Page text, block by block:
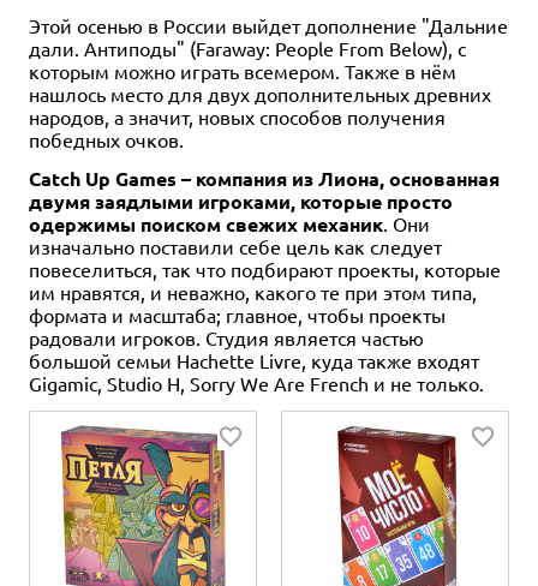
Этой осенью в России выйдет дополнение "Дальние
дали. Антиподы" (Faraway: People From Below), с
которым можно играть всемером. Также в нём
нашлось место для двух дополнительных древних
народов, а значит, новых способов получения
победных очков.
Catch Up Games – компания из Лиона, основанная
двумя заядлыми игроками, которые просто
одержимы поиском свежих механик . Они
изначально поставили себе цель как следует
повеселиться, так что подбирают проекты, которые
им нравятся, и неважно, какого те при этом типа,
формата и масштаба; главное, чтобы проекты
радовали игроков. Студия является частью
большой семьи Hachette Livre, куда также входят
Gigamic, Studio H, Sorry We Are French и не только.